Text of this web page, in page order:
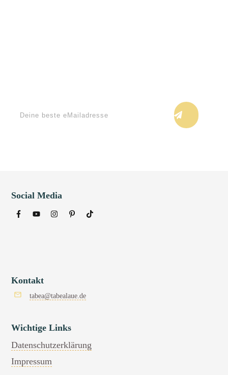
Social Media
Kontakt
tabea@tabealaue.de
Wichtige Links
Datenschutzerklärung
Impressum